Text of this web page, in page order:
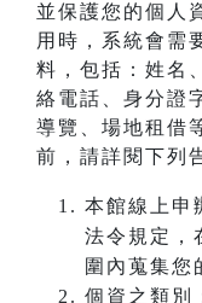
並保護您的個人
用時，系統會需
料，包括：姓名
絡電話、身分證
導覽、場地租借
前，請詳閱下列
本館線上申
法令規定，
圍內蒐集您
個資之類別